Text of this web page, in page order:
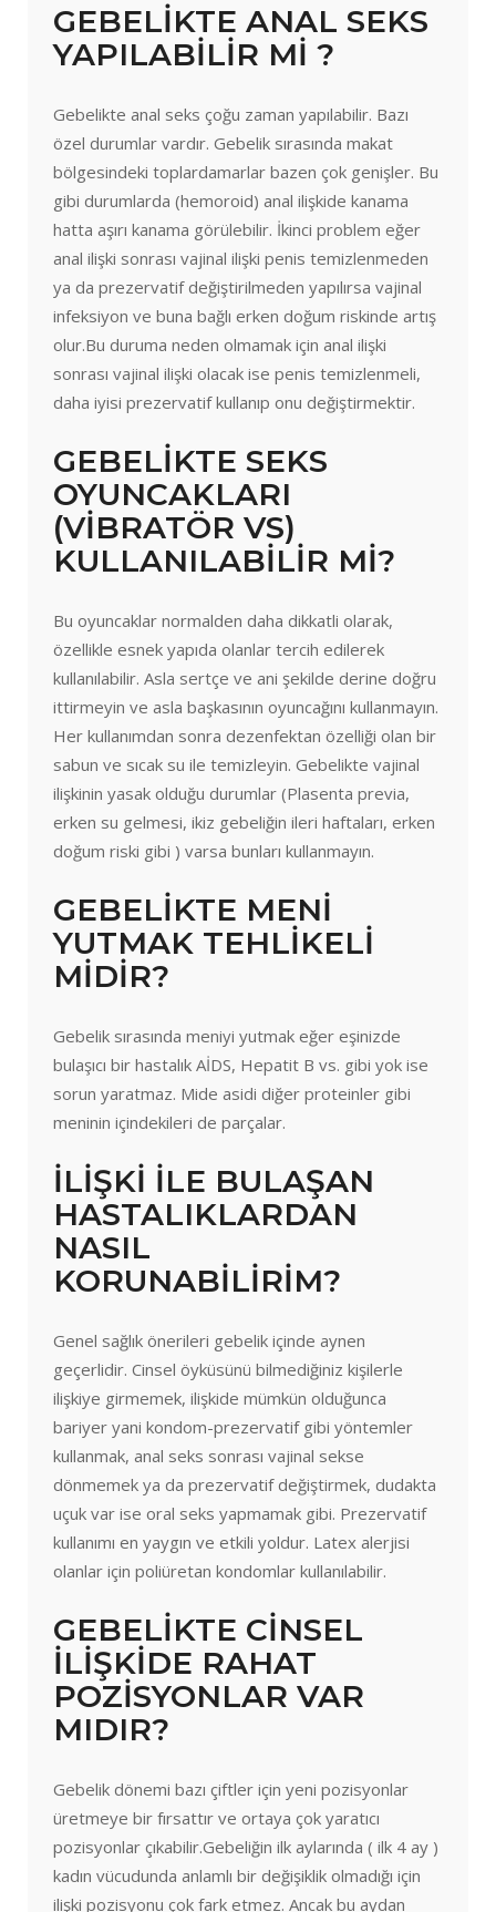
GEBELİKTE ANAL SEKS
YAPILABİLİR Mİ ?
Gebelikte anal seks çoğu zaman yapılabilir. Bazı
özel durumlar vardır. Gebelik sırasında makat
bölgesindeki toplardamarlar bazen çok genişler. Bu
gibi durumlarda (hemoroid) anal ilişkide kanama
hatta aşırı kanama görülebilir. İkinci problem eğer
anal ilişki sonrası vajinal ilişki penis temizlenmeden
ya da prezervatif değiştirilmeden yapılırsa vajinal
infeksiyon ve buna bağlı erken doğum riskinde artış
olur.Bu duruma neden olmamak için anal ilişki
sonrası vajinal ilişki olacak ise penis temizlenmeli,
daha iyisi prezervatif kullanıp onu değiştirmektir.
GEBELİKTE SEKS
OYUNCAKLARI
(VİBRATÖR VS)
KULLANILABİLİR Mİ?
Bu oyuncaklar normalden daha dikkatli olarak,
özellikle esnek yapıda olanlar tercih edilerek
kullanılabilir. Asla sertçe ve ani şekilde derine doğru
ittirmeyin ve asla başkasının oyuncağını kullanmayın.
Her kullanımdan sonra dezenfektan özelliği olan bir
sabun ve sıcak su ile temizleyin. Gebelikte vajinal
ilişkinin yasak olduğu durumlar (Plasenta previa,
erken su gelmesi, ikiz gebeliğin ileri haftaları, erken
doğum riski gibi ) varsa bunları kullanmayın.
GEBELİKTE MENİ
YUTMAK TEHLİKELİ
MİDİR?
Gebelik sırasında meniyi yutmak eğer eşinizde
bulaşıcı bir hastalık AİDS, Hepatit B vs. gibi yok ise
sorun yaratmaz. Mide asidi diğer proteinler gibi
meninin içindekileri de parçalar.
İLİŞKİ İLE BULAŞAN
HASTALIKLARDAN
NASIL
KORUNABİLİRİM?
Genel sağlık önerileri gebelik içinde aynen
geçerlidir. Cinsel öyküsünü bilmediğiniz kişilerle
ilişkiye girmemek, ilişkide mümkün olduğunca
bariyer yani kondom-prezervatif gibi yöntemler
kullanmak, anal seks sonrası vajinal sekse
dönmemek ya da prezervatif değiştirmek, dudakta
uçuk var ise oral seks yapmamak gibi. Prezervatif
kullanımı en yaygın ve etkili yoldur. Latex alerjisi
olanlar için poliüretan kondomlar kullanılabilir.
GEBELİKTE CİNSEL
İLİŞKİDE RAHAT
POZİSYONLAR VAR
MIDIR?
Gebelik dönemi bazı çiftler için yeni pozisyonlar
üretmeye bir fırsattır ve ortaya çok yaratıcı
pozisyonlar çıkabilir.Gebeliğin ilk aylarında ( ilk 4 ay )
kadın vücudunda anlamlı bir değişiklik olmadığı için
ilişki pozisyonu çok fark etmez. Ancak bu aydan